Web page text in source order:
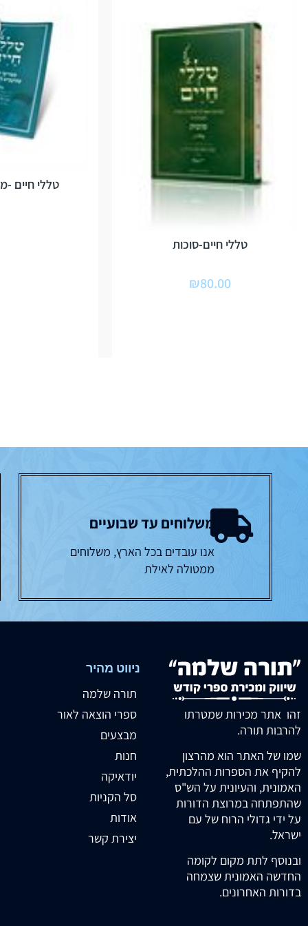
טללי חיים-סוכות
₪80.00
טללי חיים -
משלוחים עד שבועיים
אנו עובדים בכל הארץ, משלוחים
ממטולה לאילת
זהו אתר מכירות שמטרתו
להרבות תורה.
שמו של האתר הוא מהרצון
להקיף את הספרות ההלכתית,
האמונית, והעיונית על הש"ס
שהתפתחה במרוצת הדורות
על ידי גדולי הרוח של עם
ישראל.
ובנוסף לתת מקום לקומה
החדשה האמונית שצמחה
בדורות האחרונים.
ניווט מהיר
תורה שלמה
ספרי הוצאה לאור
מבצעים
חנות
יודאיקה
סל הקניות
אודות
יצירת קשר